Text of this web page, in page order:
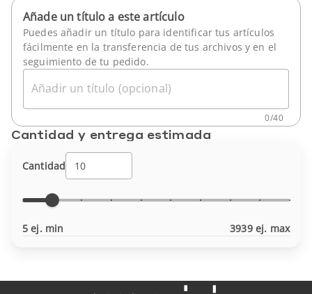
Añade un título a este artículo
Puedes añadir un título para identificar tus artículos
fácilmente en la transferencia de tus archivos y en el
seguimiento de tu pedido.
Añadir un título (opcional)
0/40
Cantidad y entrega estimada
Cantidad
5 ej. min 3939 ej. max